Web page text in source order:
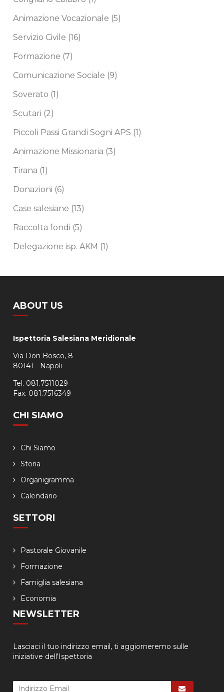
Animazione Vocazionale (5)
Servizio Civile (16)
Formazione (7)
Comunicazione Sociale (9)
Soverato (1)
Scutari (2)
Piccoli Passi Grandi Sogni APS (1)
Animazione Missionaria (3)
Tirana (1)
Donazioni (6)
Case salesiane (13)
Raccolta fondi (5)
Delegazione isp. AKM (1)
ABOUT US
Ispettoria Salesiana Meridionale
Via Don Bosco, 8
80141 - Napoli
Tel. 081.7511029
Fax. 081.7516349
CHI SIAMO
Chi Siamo
Storia
Organigramma
Calendario
SETTORI
Pastorale Giovanile
Formazione
Famiglia salesiana
Economia
NEWSLETTER
Lasciaci il tuo indirizzo email, ti aggiorneremo sulle
iniziative dell'Ispettoria